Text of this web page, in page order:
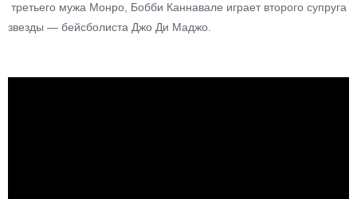
третьего мужа Монро, Бобби Каннавале играет второго супруга
звезды — бейсболиста Джо Ди Маджо.